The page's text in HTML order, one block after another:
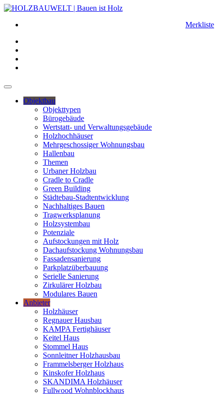
Merkliste
Objektbau
Objekttypen
Bürogebäude
Wertstatt- und Verwaltungsgebäude
Holzhochhäuser
Mehrgeschossiger Wohnungsbau
Hallenbau
Themen
Urbaner Holzbau
Cradle to Cradle
Green Building
Städtebau-Stadtentwicklung
Nachhaltiges Bauen
Tragwerksplanung
Holzsystembau
Potenziale
Aufstockungen mit Holz
Dachaufstockung Wohnungsbau
Fassadensanierung
Parkplatzüberbauung
Serielle Sanierung
Zirkulärer Holzbau
Modulares Bauen
Anbieter
Holzhäuser
Regnauer Hausbau
KAMPA Fertighäuser
Keitel Haus
Stommel Haus
Sonnleitner Holzhausbau
Frammelsberger Holzhaus
Kinskofer Holzhaus
SKANDIMA Holzhäuser
Fullwood Wohnblockhaus